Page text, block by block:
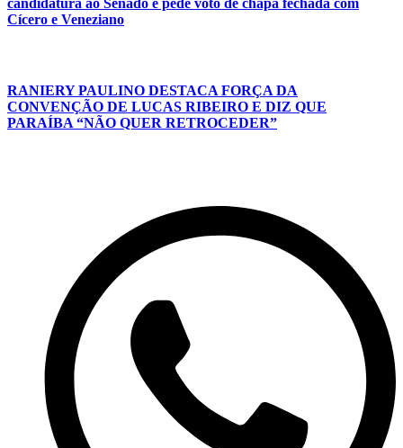
candidatura ao Senado e pede voto de chapa fechada com
Cícero e Veneziano
RANIERY PAULINO DESTACA FORÇA DA
CONVENÇÃO DE LUCAS RIBEIRO E DIZ QUE
PARAÍBA “NÃO QUER RETROCEDER”